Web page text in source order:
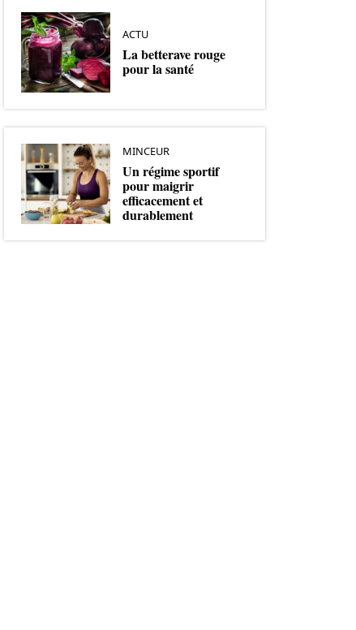
ACTU
La betterave rouge
pour la santé
MINCEUR
Un régime sportif
pour maigrir
efficacement et
durablement